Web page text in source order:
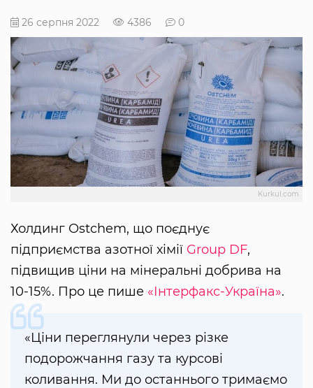
26 серпня 2022 4386 0
Kurkul.com
Холдинг Ostchem, що поєднує
підприємства азотної хімії Group DF,
підвищив ціни на мінеральні добрива на
10-15%. Про це пише «Інтерфакс-Україна».
«Ціни переглянули через різке
подорожчання газу та курсові
коливання. Ми до останнього тримаємо